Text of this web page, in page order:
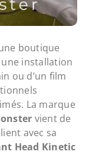
boutique
installation
ou d’un film
La marque
vient de
avec sa
Head Kinetic